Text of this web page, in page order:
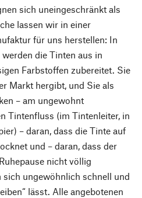
sich uneingeschränkt als
lassen wir in einer
für uns herstellen: In
die Tinten aus in
Farbstoffen zubereitet. Sie
Markt hergibt, und Sie als
– am ungewohnt
Tintenfluss (im Tintenleiter, in
– daran, dass die Tinte auf
und – daran, dass der
nicht völlig
ungewöhnlich schnell und
lässt. Alle angebotenen